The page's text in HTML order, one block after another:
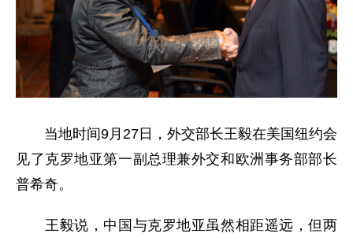
当地时间9月27日，外交部长王毅在美国纽约会
见了克罗地亚第一副总理兼外交和欧洲事务部部长
普希奇。
王毅说，中国与克罗地亚虽然相距遥远，但两